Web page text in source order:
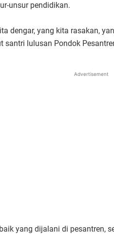
unsur pendidikan.
dengar, yang kita rasakan,
santri lulusan Pondok
Advertisement
yang dijalani di pesantren,